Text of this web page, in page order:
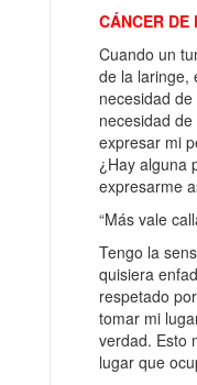
CÁNCER
Cuando un
de la laringe,
necesidad
necesidad
expresar mi
¿Hay alguna
expresarme
“Más vale
Tengo la
quisiera
respetado
tomar mi
verdad. Esto
lugar que